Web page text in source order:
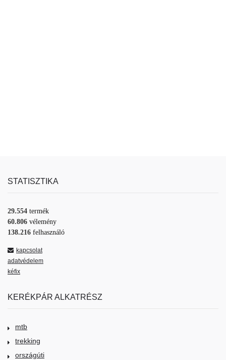
STATISZTIKA
29.554 termék
60.806 vélemény
138.216 felhasználó
kapcsolat
adatvédelem
kéfix
KERÉKPÁR ALKATRÉSZ
mtb
trekking
országúti